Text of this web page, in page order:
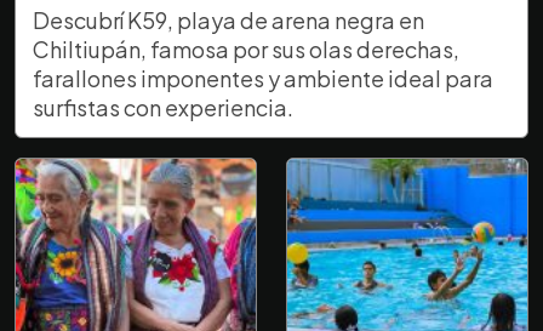
Descubrí K59, playa de arena negra en
Chiltiupán, famosa por sus olas derechas,
farallones imponentes y ambiente ideal para
surfistas con experiencia.